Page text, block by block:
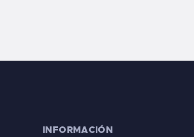
INFORMACIÓN